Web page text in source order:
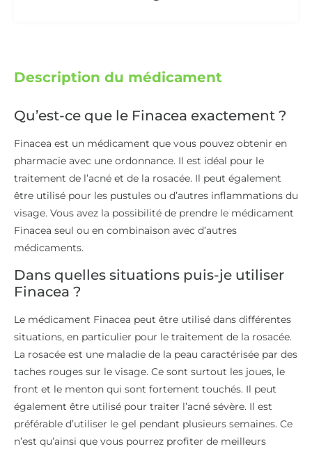
Description du médicament
Qu’est-ce que le Finacea exactement ?
Finacea est un médicament que vous pouvez obtenir en
pharmacie avec une ordonnance. Il est idéal pour le
traitement de l’acné et de la rosacée. Il peut également
être utilisé pour les pustules ou d’autres inflammations du
visage. Vous avez la possibilité de prendre le médicament
Finacea seul ou en combinaison avec d’autres
médicaments.
Dans quelles situations puis-je utiliser
Finacea ?
Le médicament Finacea peut être utilisé dans différentes
situations, en particulier pour le traitement de la rosacée.
La rosacée est une maladie de la peau caractérisée par des
taches rouges sur le visage. Ce sont surtout les joues, le
front et le menton qui sont fortement touchés. Il peut
également être utilisé pour traiter l’acné sévère. Il est
préférable d’utiliser le gel pendant plusieurs semaines. Ce
n’est qu’ainsi que vous pourrez profiter de meilleurs